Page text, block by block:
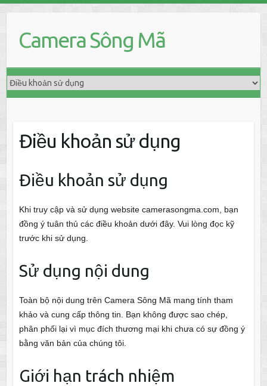
contentCamera Sông Mã
Điều khoản sử dụng
Điều khoản sử dụng
Khi truy cập và sử dụng website camerasongma.com, bạn
đồng ý tuân thủ các điều khoản dưới đây. Vui lòng đọc kỹ
trước khi sử dụng.
Sử dụng nội dung
Toàn bộ nội dung trên Camera Sông Mã mang tính tham
khảo và cung cấp thông tin. Bạn không được sao chép,
phân phối lại vì mục đích thương mại khi chưa có sự đồng ý
bằng văn bản của chúng tôi.
Giới hạn trách nhiệm